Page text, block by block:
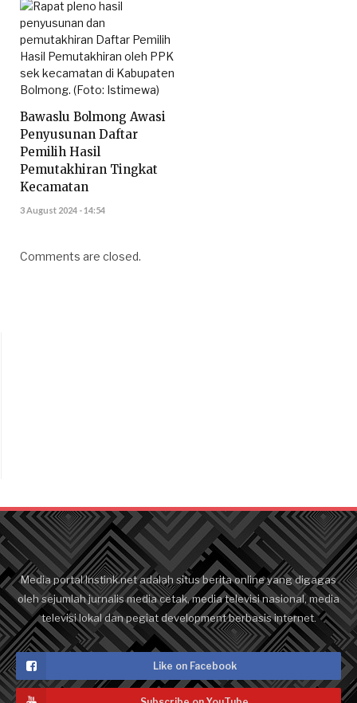
Bawaslu Bolmong Awasi
Penyusunan Daftar
Pemilih Hasil
Pemutakhiran Tingkat
Kecamatan
3 August 2024 - 14:54
Comments are closed.
Media portal Instink.net adalah situs berita online yang digagas
oleh sejumlah jurnalis media cetak, media televisi nasional, media
televisi lokal dan pegiat development berbasis internet.
Like on Facebook